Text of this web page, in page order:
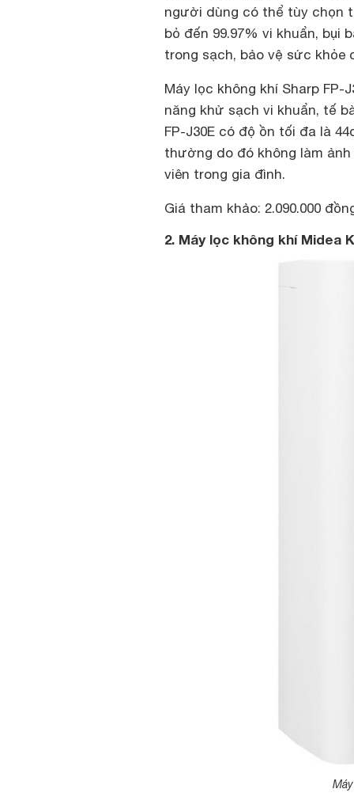
người dùng có thể tùy chọn
bỏ đến 99.97% vi khuẩn, bụi
trong sạch, bảo vệ sức khỏe
Máy lọc không khí Sharp FP-
năng khử sạch vi khuẩn, tế
FP-J30E có độ ồn tối đa là
thường do đó không làm
viên trong gia đình.
Giá tham khảo: 2.090.000
2. Máy lọc không khí Midea